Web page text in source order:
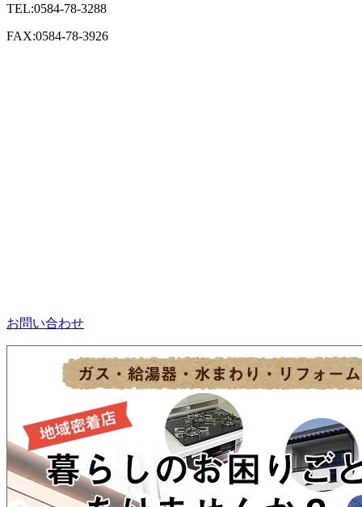
TEL:0584-78-3288
FAX:0584-78-3926
お問い合わせ